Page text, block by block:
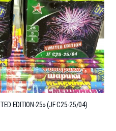
EDITION-25» (JF C25-25/04)